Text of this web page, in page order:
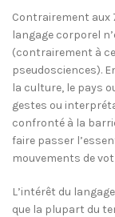
Contrairement aux
langage corporel
(contrairement à
pseudosciences).
la culture, le pays
gestes ou
confronté à la
faire passer
mouvements de
L’intérêt du
que la plupart du